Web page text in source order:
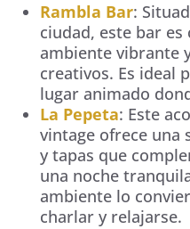
Rambla Bar:
ciudad, este bar
ambiente vibrante
creativos. Es ideal
lugar animado
La Pepeta: Este
vintage ofrece una
y tapas que
una noche
ambiente lo
charlar y relajarse.